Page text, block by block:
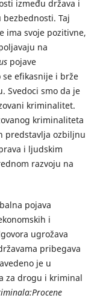
između država i
Taj
ima svoje pozitivne,
na
pojave
efikasnije i brže
Svedoci smo da je
kriminalitet.
kriminaliteta
predstavlja ozbiljnu
i ljudskim
razvoju na
pojava
i
ugrožava
pribegava
je u
za drogu i kriminal